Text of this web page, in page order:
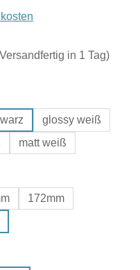
in 1 Tag)
glossy weiß
matt weiß
172mm